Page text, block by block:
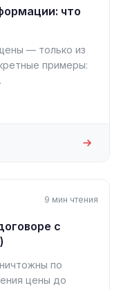
что
— только из
примеры:
9 мин чтения
с
по
цены до